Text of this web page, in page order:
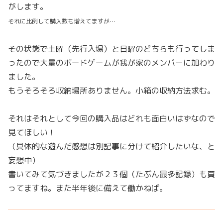
がします。
それに比例して購入数も増えてますが…
その状態で土曜（先行入場）と日曜のどちらも行ってしま
ったので大量のボードゲームが我が家のメンバーに加わり
ました。
もうそろそろ収納場所ありません。小箱の収納方法求む。
それはそれとして今回の購入品はどれも面白いはずなので
見てほしい！
（具体的な遊んだ感想は別記事に分けて紹介したいな、と
妄想中）
書いてみて気づきましたが２３個（たぶん最多記録）も買
ってますね。また半年後に備えて働かねば。